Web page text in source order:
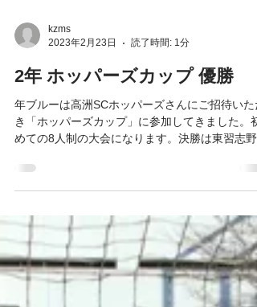
kzms
2023年2月23日
読了時間: 1分
2年 ホッパーズカップ 優勝
年ブルーは高洲SCホッパーズさんにご招待いた
めての8人制の大会になります。決勝は東習志野
3-0で見事優勝